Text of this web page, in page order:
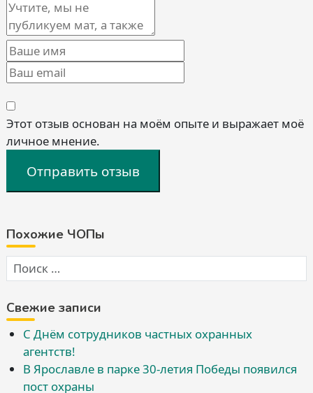
Этот отзыв основан на моём опыте и выражает моё
личное мнение.
Отправить отзыв
Похожие ЧОПы
Свежие записи
С Днём сотрудников частных охранных
агентств!
В Ярославле в парке 30-летия Победы появился
пост охраны